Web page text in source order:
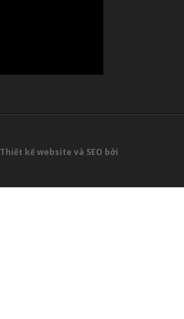
Thiết kế website và SEO bởi